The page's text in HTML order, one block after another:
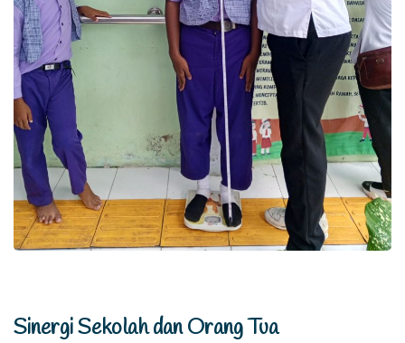
Sinergi Sekolah dan Orang Tua